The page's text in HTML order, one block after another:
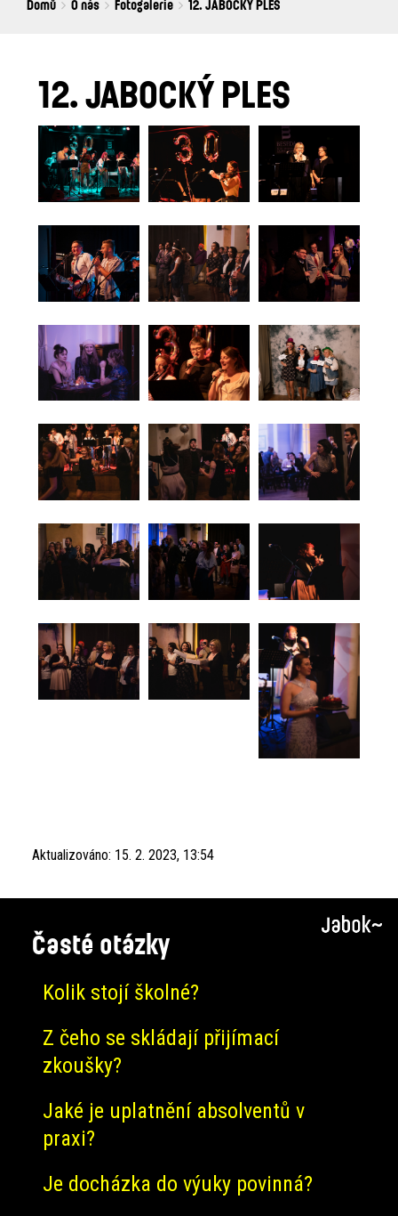
Breadcrumbs
You
Domů O nás Fotogalerie 12. JABOCKÝ PLES
12. JABOCKÝ PLES
Aktualizováno: 15. 2. 2023, 13:54
Časté otázky
Kolik stojí školné?
Z čeho se skládají přijímací
zkoušky?
Jaké je uplatnění absolventů v
praxi?
Je docházka do výuky povinná?